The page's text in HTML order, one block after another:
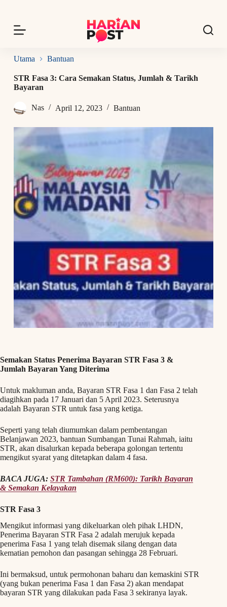
p
o
n
n
Utama Bantuan
STR Fasa 3: Cara Semakan Status, Jumlah & Tarikh
Bayaran
Nas April 12, 2023 Bantuan
Semakan Status Penerima Bayaran STR Fasa 3 &
Jumlah Bayaran Yang Diterima
Untuk makluman anda, Bayaran STR Fasa 1 dan Fasa 2 telah
diagihkan pada 17 Januari dan 5 April 2023. Seterusnya
adalah Bayaran STR untuk fasa yang ketiga.
Seperti yang telah diumumkan dalam pembentangan
Belanjawan 2023, bantuan Sumbangan Tunai Rahmah, iaitu
STR, akan disalurkan kepada beberapa golongan tertentu
mengikut syarat yang ditetapkan dalam 4 fasa.
BACA JUGA: STR Tambahan (RM600): Tarikh Bayaran
& Semakan Kelayakan
STR Fasa 3
Mengikut informasi yang dikeluarkan oleh pihak LHDN,
Penerima Bayaran STR Fasa 2 adalah merujuk kepada
penerima Fasa 1 yang telah disemak silang dengan data
kematian pemohon dan pasangan sehingga 28 Februari.
Ini bermaksud, untuk permohonan baharu dan kemaskini STR
(yang bukan penerima Fasa 1 dan Fasa 2) akan mendapat
bayaran STR yang dilakukan pada Fasa 3 sekiranya layak.